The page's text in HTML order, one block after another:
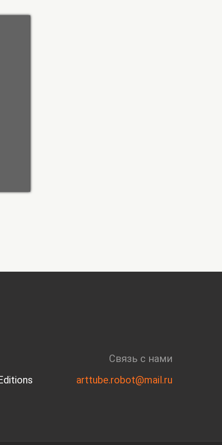
Связь с нами
arttube.robot@mail.ru